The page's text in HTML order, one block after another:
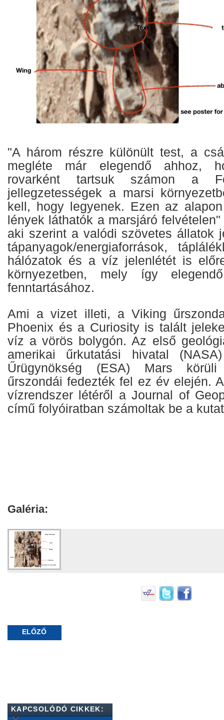
"A három részre különült test, a
megléte már elegendő ahhoz,
rovarként tartsuk számon a
jellegzetességek a marsi
kell, hogy legyenek. Ezen az
lények láthatók a marsjáró
aki szerint a valódi szövetes állatok
tápanyagok/energiaforrások,
hálózatok és a víz jelenlétét is
környezetben, mely így
fenntartásához.
Ami a vizet illeti, a Viking
Phoenix és a Curiosity is talált
víz a vörös bolygón. Az első
amerikai űrkutatási hivatal
Űrügynökség (ESA) Mars
űrszondái fedezték fel ez év elején.
vízrendszer létéről a Journal of
című folyóiratban számoltak be a
Galéria:
ELŐZŐ
KAPCSOLÓDÓ CIKKEK: